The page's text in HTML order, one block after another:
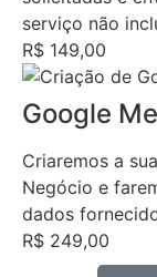
serviço não
R$ 149,00
Google
Criaremos a
Negócio e
dados
R$ 249,00